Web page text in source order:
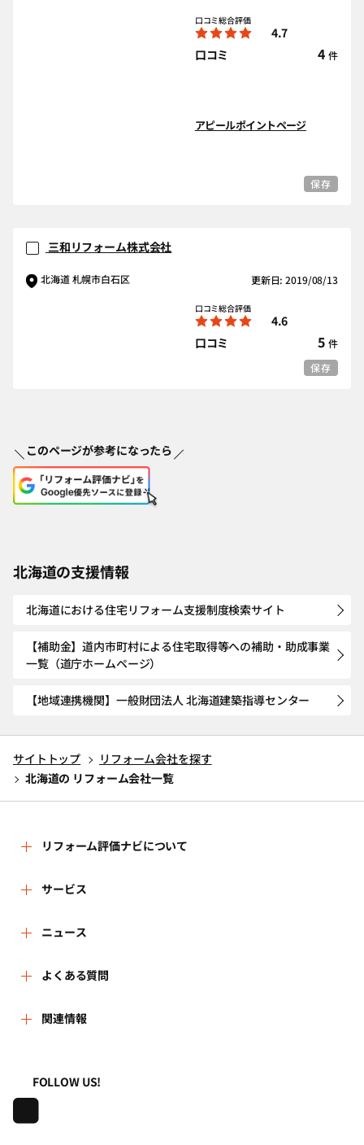
口コミ総合評価
4.7
口コミ
4 件
アピールポイントページ
保存
三和リフォーム株式会社
北海道 札幌市白石区 更新日: 2019/08/13
口コミ総合評価
4.6
口コミ
5 件
保存
このページが参考になったら
北海道の支援情報
北海道における住宅リフォーム支援制度検索サイト
【補助金】道内市町村による住宅取得等への補助・助成事業
一覧（道庁ホームページ）
【地域連携機関】一般財団法人 北海道建築指導センター
サイトトップ
リフォーム会社を探す
北海道の リフォーム会社一覧
リフォーム評価ナビについて
リフォーム評価ナビとは
運営体制
はじめての方へ
事務局へのお問い合せ
リフォーム会社一覧
サービス
リフォーム会社を探す
リフォーム事例を見る
リフォームを相談する
動画で学べるリフォームの基礎知識
ニュース
新着情報
講習会・セミナー
よくある質問
よくある質問
プライバシーポリシー
関連情報
株式会社日本建築住宅センター
FOLLOW US!